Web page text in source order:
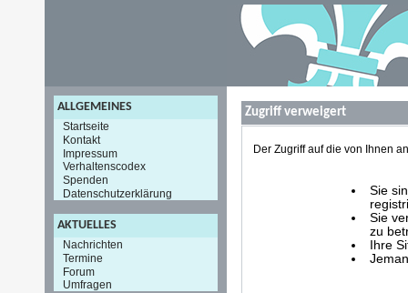
ALLGEMEINES
Startseite
Kontakt
Impressum
Verhaltenscodex
Spenden
Datenschutzerklärung
AKTUELLES
Nachrichten
Termine
Forum
Umfragen
Zugriff verweigert
Der Zugriff auf die von Ihnen
Sie
Sie
zu
Ihre